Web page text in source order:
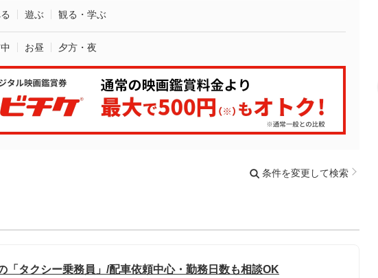
遊ぶ 観る・学ぶ
お昼 夕方・夜
条件を変更して検索
「タクシー乗務員」/配車依頼中心・勤務日数も相談OK